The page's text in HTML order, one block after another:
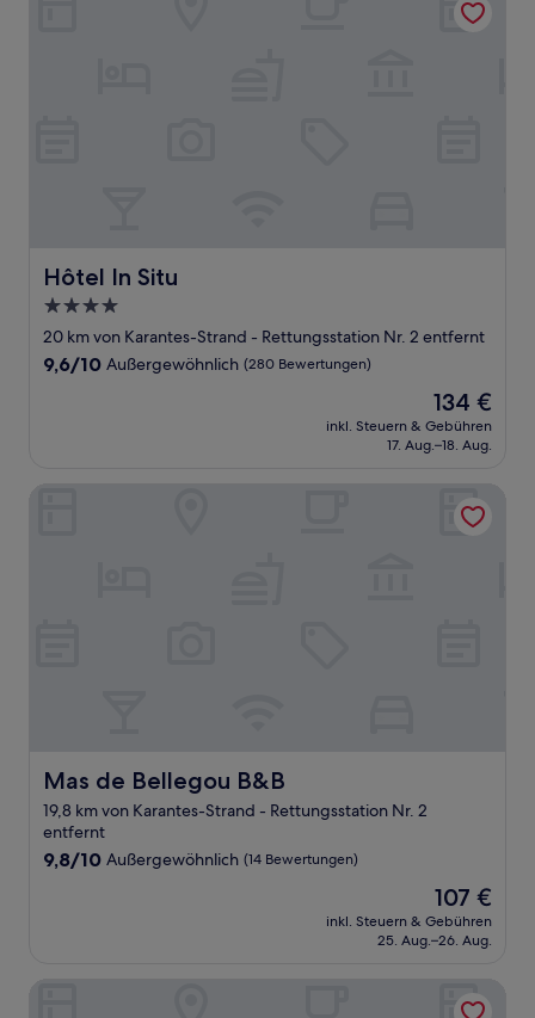
Hôtel In Situ
Hôtel In Situ
4.0-
Sterne-
Unterkunft
20 km von Karantes-Strand - Rettungsstation Nr. 2 entfernt
9.6
9,6/10 Außergewöhnlich (280 Bewertungen)
Der
Preis
beträgt
134 €
inkl. Steuern & Gebühren
17. Aug.–18. Aug.
Mas de Bellegou B&B
Mas de Bellegou B&B
19,8 km von Karantes-Strand - Rettungsstation Nr. 2
entfernt
9.8
9,8/10 Außergewöhnlich (14 Bewertungen)
Der
Preis
beträgt
107 €
inkl. Steuern & Gebühren
25. Aug.–26. Aug.